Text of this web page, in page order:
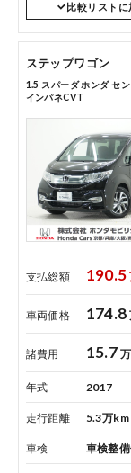
ホン
中
比較リストに
ステップワゴン
1.5 スパーダ ホンダ セ
インパネCVT
支払総額 190.5
車両価格 174.8
諸費用 15.7
年式 2017
走行距離 5.3万km
車検 車検整